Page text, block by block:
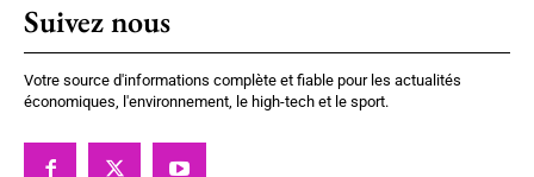
Suivez nous
Votre source d'informations complète et fiable pour les actualités
économiques, l'environnement, le high-tech et le sport.